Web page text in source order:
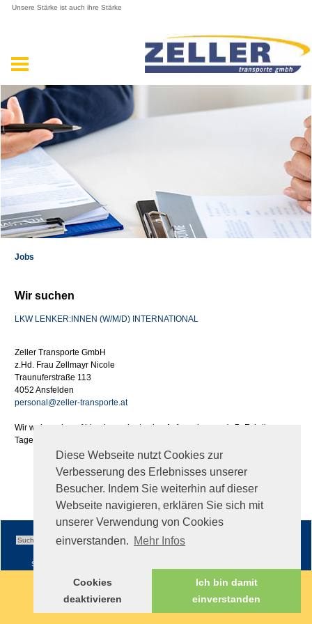
Diese Webseite nutzt Cookies zur
Verbesserung des Erlebnisses unserer
Besucher. Indem Sie weiterhin auf dieser
Webseite navigieren, erklären Sie sich mit
unserer Verwendung von Cookies
einverstanden. Mehr Infos
Cookies
deaktivieren
Ich bin damit
einverstanden
Unsere Stärke ist auch ihre Stärke
Jobs
Wir suchen
LKW LENKER:INNEN (W/M/D) INTERNATIONAL
Zeller Transporte GmbH
z.Hd. Frau Zellmayr Nicole
Traunuferstraße 113
4052 Ansfelden
personal@zeller-transporte.at
Wir weisen darauf hin, dass wir etwaige Aufwendungen (z.B. Fahrtkosen,
Tages- oder Nächtigungsgelder) im Zuge Ihrer Bewerbung nicht ersetzen.
Sitemap